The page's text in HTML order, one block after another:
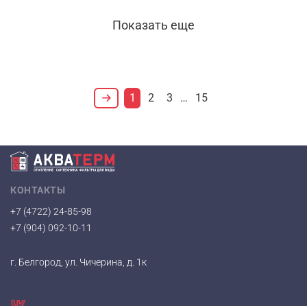
Показать еще
1 2 3 … 15
КОНТАКТЫ
+7 (4722) 24-85-98
+7 (904) 092-10-11
г. Белгород, ул. Чичерина, д. 1к